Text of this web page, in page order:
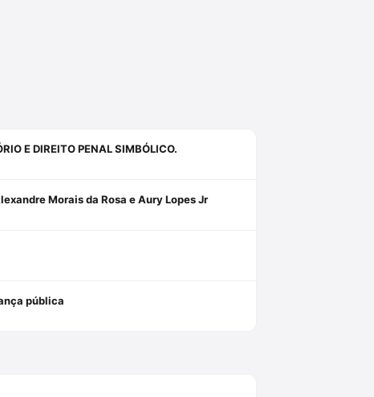
E DIREITO PENAL SIMBÓLICO.
Morais da Rosa e Aury Lopes Jr
pública